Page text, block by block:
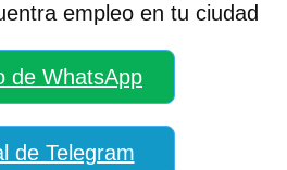
empleo en tu ciudad
de WhatsApp
de Telegram